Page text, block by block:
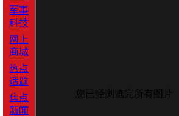
军事
科技
网上
商城
热点
话题
焦点
新闻
您已经浏览完所有图片